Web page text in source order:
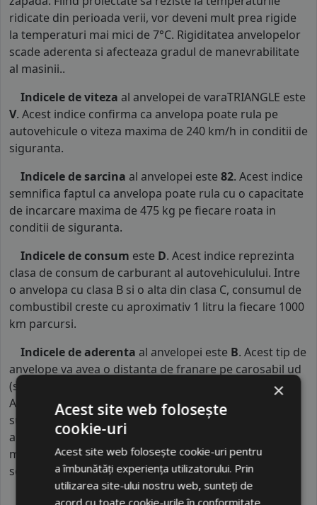
ridicate din perioada verii, vor deveni mult prea rigide
la temperaturi mai mici de 7°C. Rigiditatea anvelopelor
scade aderenta si afecteaza gradul de manevrabilitate
al masinii..
Indicele de viteza al anvelopei de varaTRIANGLE este
V. Acest indice confirma ca anvelopa poate rula pe
autovehicule o viteza maxima de 240 km/h in conditii de
siguranta.
Indicele de sarcina al anvelopei este 82. Acest indice
semnifica faptul ca anvelopa poate rula cu o capacitate
de incarcare maxima de 475 kg pe fiecare roata in
conditii de siguranta.
Indicele de consum este D. Acest indice reprezinta
clasa de consum de carburant al autovehiculului. Intre
o anvelopa cu clasa B si o alta din clasa C, consumul de
combustibil creste cu aproximativ 1 litru la fiecare 1000
km parcursi.
Indicele de aderenta al anvelopei este B. Acest tip de
anvelope va avea o distanta de franare pe carosabil ud
(strat de apa intre 0.5 mm si 1.5 mm) cu 4 anvelope cu
ABS ruland cu 80 km/h, mai mare decat clasele
superioare. Intre o anvelopa din clasa de franare B si
alta din clasa E este o diferenta de aproximativ 13.5
metri, contribuind astfel, la o siguranta mai mare a
soferului si participantilor din trafic.
×
Acest site web folosește
cookie-uri
Acest site web folosește cookie-uri pentru
a îmbunătăți experiența utilizatorului. Prin
utilizarea site-ului nostru web, sunteți de
acord cu toate cookie-urile în conformitate